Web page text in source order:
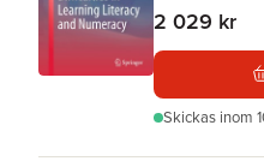
2 029 kr
Skickas inom